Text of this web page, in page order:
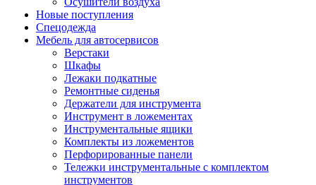
Новые поступления
Спецодежда
Мебель для автосервисов
Верстаки
Шкафы
Лежаки подкатные
Ремонтные сиденья
Держатели для инструмента
Инструмент в ложементах
Инструментальные ящики
Комплекты из ложементов
Перфорированные панели
Тележки инструментальные с комплектом
инструментов